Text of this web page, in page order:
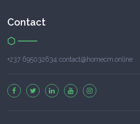
Contact
+237 695032634 contact@homecm.online